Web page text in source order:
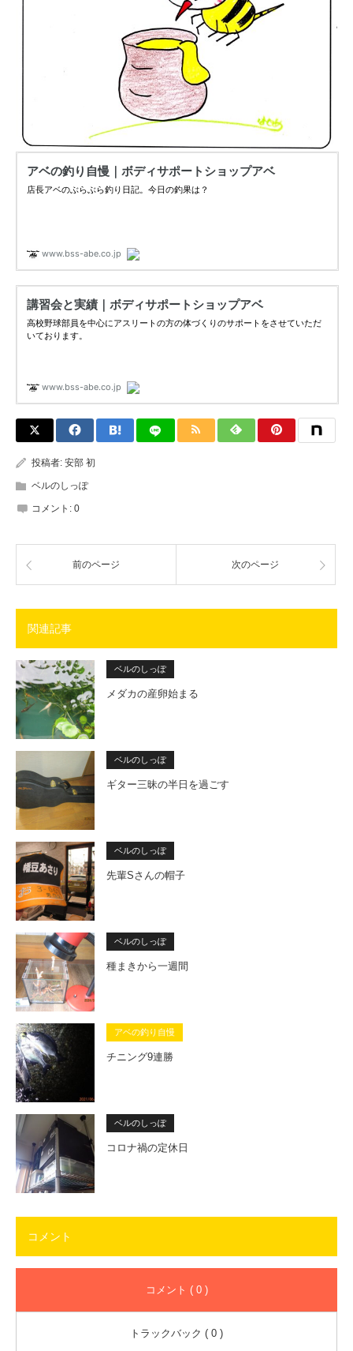
投稿者: 安部 初
ベルのしっぽ
コメント: 0
前のページ 次のページ
関連記事
ベルのしっぽ
メダカの産卵始まる
ベルのしっぽ
ギター三昧の半日を過ごす
ベルのしっぽ
先輩Sさんの帽子
ベルのしっぽ
種まきから一週間
アベの釣り自慢
チニング9連勝
ベルのしっぽ
コロナ禍の定休日
コメント
コメント ( 0 )
トラックバック ( 0 )